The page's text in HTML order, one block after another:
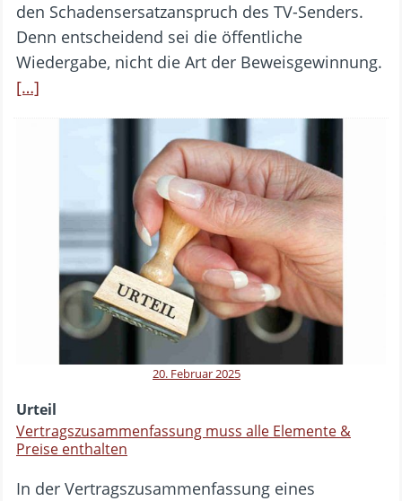
den Schadensersatzanspruch des TV-Senders.
Denn entscheidend sei die öffentliche
Wiedergabe, nicht die Art der Beweisgewinnung.
[…]
20. Februar 2025
Urteil
Vertragszusammenfassung muss alle Elemente &
Preise enthalten
In der Vertragszusammenfassung eines